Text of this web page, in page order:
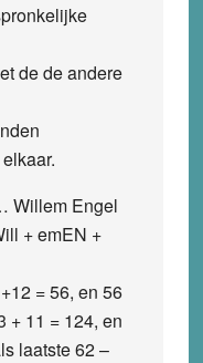
de de andere
Willem Engel
+ emEN +
= 56, en 56
+ 11 = 124, en
laatste 62 –